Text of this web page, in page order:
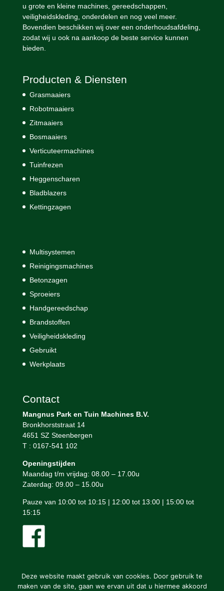
u grote en kleine machines, gereedschappen,
veiligheidskleding, onderdelen en nog veel meer.
Bovendien beschikken wij over een onderhoudsafdeling,
zodat wij u ook na aankoop de beste service kunnen
bieden.
Producten & Diensten
Grasmaaiers
Robotmaaiers
Zitmaaiers
Bosmaaiers
Verticuteermachines
Tuinfrezen
Heggenscharen
Bladblazers
Kettingzagen
Multisystemen
Reinigingsmachines
Betonzagen
Sproeiers
Handgereedschap
Brandstoffen
Veiligheidskleding
Gebruikt
Werkplaats
Contact
Mangnus Park en Tuin Machines B.V.
Bronkhorststraat 14
4651 SZ Steenbergen
T : 0167-541 102
Openingstijden
Maandag t/m vrijdag: 08.00 – 17.00u
Zaterdag: 09.00 – 15.00u
Pauze van 10:00 tot 10:15 | 12:00 tot 13:00 | 15:00 tot
15:15
Deze website maakt gebruik van cookies. Door gebruik te
maken van de site, gaan we ervan uit dat u hiermee akkoord